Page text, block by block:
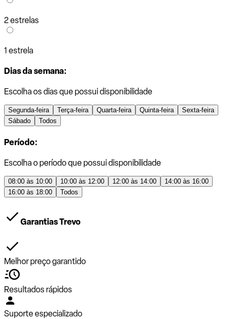
2 estrelas
1 estrela
Dias da semana:
Escolha os dias que possui disponibilidade
Segunda-feira Terça-feira Quarta-feira Quinta-feira
Sexta-feira
Sábado
Todos
Período:
Escolha o período que possui disponibilidade
08:00 às 10:00 10:00 às 12:00 12:00 às 14:00
14:00 às 16:00
16:00 às 18:00
Todos
Garantias Trevo
Melhor preço garantido
Resultados rápidos
Suporte especializado